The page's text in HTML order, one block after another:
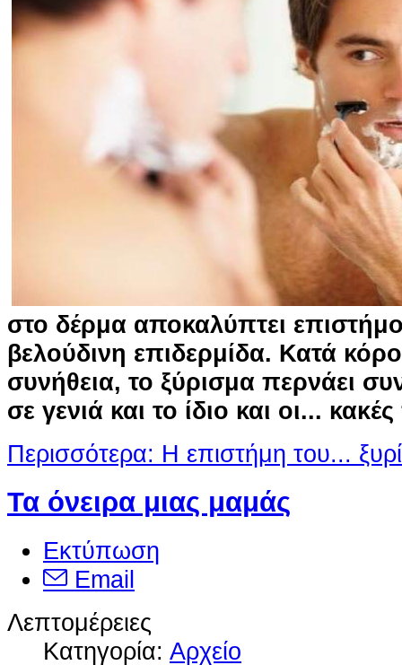
στο δέρμα αποκαλύπτει
βελούδινη επιδερμίδα. Κατά
συνήθεια, το ξύρισμα περνάει
σε γενιά και το ίδιο και οι...
Περισσότερα: Η επιστήμη του...
Τα όνειρα μιας μαμάς
Εκτύπωση
Email
Λεπτομέρειες
Κατηγορία: Αρχείο